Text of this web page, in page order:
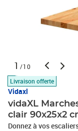
1 /10
Livraison offerte
Vidaxl
vidaXL
clair 90x25x2
Donnez à vos